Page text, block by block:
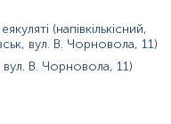
(напівкількісний,
вул. В. Чорновола, 11)
В. Чорновола, 11)